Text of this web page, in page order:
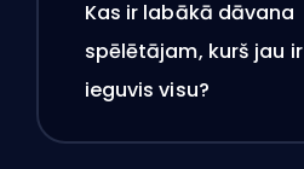
Kas ir labākā dāvana
spēlētājam, kurš jau ir
ieguvis visu?